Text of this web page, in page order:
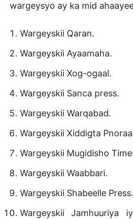
wargeysyo ay ka mid
Wargeyskii Qaran.
Wargeyskii Ayaamaha.
Wargeyskii Xog-ogaal.
Wargeyskii Sanca press.
Wargeyskii Warqabad.
Wargeyskii Xiddigta
Wargeyskii Mugidisho
Wargeyskii Waabbari.
Wargeyskii Shabeelle Press.
Wargeyskii Jamhuuriya